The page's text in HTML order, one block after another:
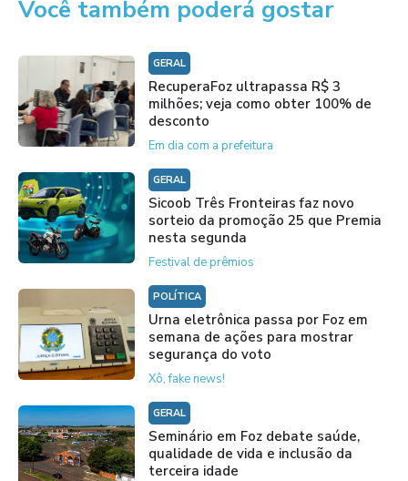
Você também poderá gostar
GERAL
RecuperaFoz ultrapassa R$ 3
milhões; veja como obter 100% de
desconto
Em dia com a prefeitura
GERAL
Sicoob Três Fronteiras faz novo
sorteio da promoção 25 que Premia
nesta segunda
Festival de prêmios
POLÍTICA
Urna eletrônica passa por Foz em
semana de ações para mostrar
segurança do voto
Xô, fake news!
GERAL
Seminário em Foz debate saúde,
qualidade de vida e inclusão da
terceira idade